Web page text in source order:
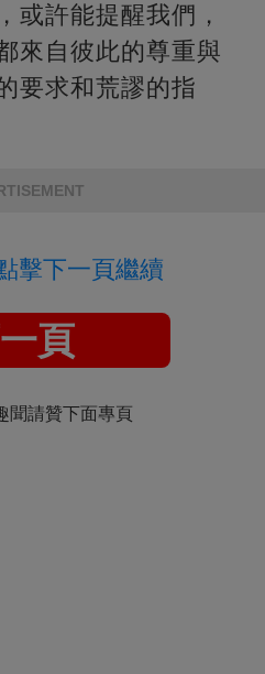
或許能提醒我們，
來自彼此的尊重與
要求和荒謬的指
擊下一頁繼續
頁
聞請贊下面專頁